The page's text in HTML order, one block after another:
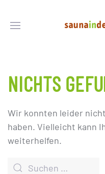
NICHTS
Wir konnten leider
haben. Vielleicht kann
weiterhelfen.